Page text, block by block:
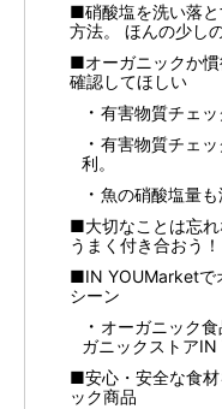
■硝酸塩を洗い落
方法。 ほんの少し
■オーガニックか
確認してほしい
有害物質チェ
有害物質チェ
利。
魚の硝酸塩量も
■大切なことは忘れ
うまく付き合おう！
■IN YOUMarketで
シーン
オーガニック
ガニックストア
■安心・安全な食
ック商品